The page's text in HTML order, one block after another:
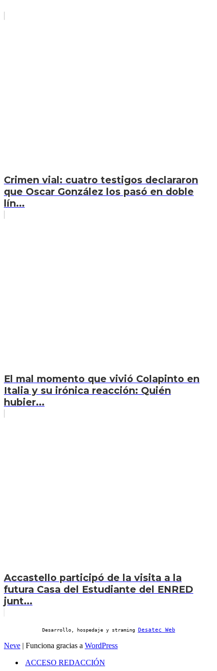
Crimen vial: cuatro testigos declararon
que Oscar González los pasó en doble
lín...
El mal momento que vivió Colapinto en
Italia y su irónica reacción: Quién
hubier...
Accastello participó de la visita a la
futura Casa del Estudiante del ENRED
junt...
Desarrollo, hospedaje y straming Desatec Web
Neve | Funciona gracias a WordPress
ACCESO REDACCIÓN